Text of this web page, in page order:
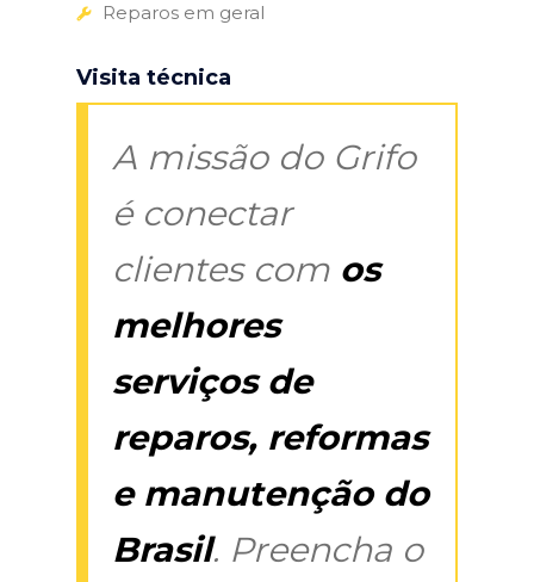
Reparos em geral
Visita técnica
A missão do Grifo
é conectar
clientes com os
melhores
serviços de
reparos, reformas
e manutenção do
Brasil. Preencha o